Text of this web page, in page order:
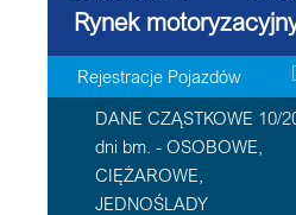
Rynek
Rejestracje Pojazdów
DANE CZĄSTKOWE 10/
dni bm. - OSOBOWE,
CIĘŻAROWE,
JEDNOŚLADY